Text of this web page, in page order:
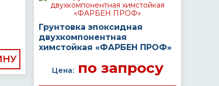
Грунтовка эпоксидная
двухкомпонентная
химстойкая «ФАРБЕН ПРОФ»
Цена:по запросу